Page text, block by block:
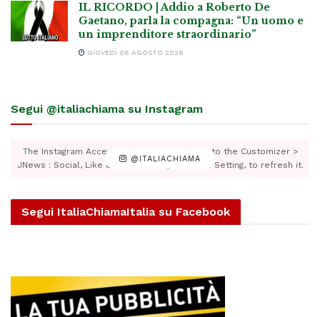
IL RICORDO | Addio a Roberto De
Gaetano, parla la compagna: “Un uomo e
un imprenditore straordinario”
GIOVEDÌ 06 AGOSTO 2026
Segui @italiachiama su Instagram
@ITALIACHIAMA
The Instagram Access Token is expired, Go to the Customizer >
JNews : Social, Like & View > Instagram Feed Setting, to refresh it.
Segui ItaliaChiamaItalia su Facebook